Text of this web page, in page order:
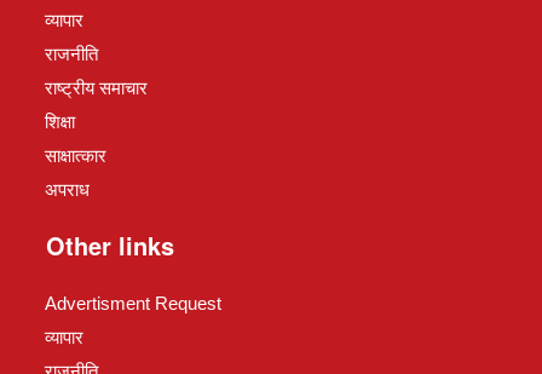
व्यापार
राजनीति
राष्ट्रीय समाचार
शिक्षा
साक्षात्कार
अपराध
Other links
Advertisment Request
व्यापार